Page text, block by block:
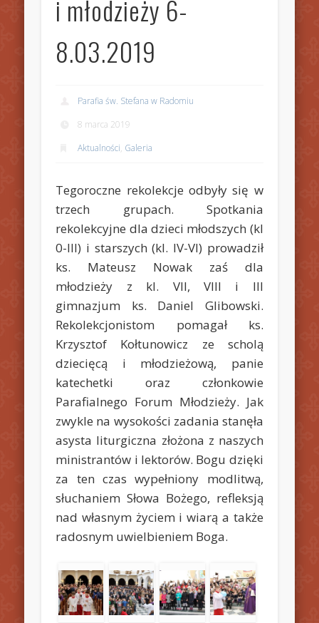
i młodzieży 6-
8.03.2019
Parafia św. Stefana w Radomiu
8 marca 2019
Aktualności, Galeria
Tegoroczne rekolekcje odbyły się w
trzech grupach. Spotkania
rekolekcyjne dla dzieci młodszych (kl
0-III) i starszych (kl. IV-VI) prowadził
ks. Mateusz Nowak zaś dla
młodzieży z kl. VII, VIII i III
gimnazjum ks. Daniel Glibowski.
Rekolekcjonistom pomagał ks.
Krzysztof Kołtunowicz ze scholą
dziecięcą i młodzieżową, panie
katechetki oraz członkowie
Parafialnego Forum Młodzieży. Jak
zwykle na wysokości zadania stanęła
asysta liturgiczna złożona z naszych
ministrantów i lektorów. Bogu dzięki
za ten czas wypełniony modlitwą,
słuchaniem Słowa Bożego, refleksją
nad własnym życiem i wiarą a także
radosnym uwielbieniem Boga.